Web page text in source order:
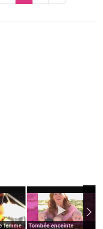
femme
Tombée enceinte